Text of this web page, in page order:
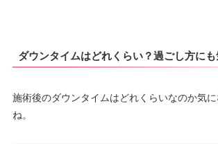
ダウンタイムはどれくらい？過ごし方にも
施術後のダウンタイムはどれくらいなのか気
ね。